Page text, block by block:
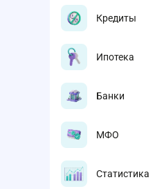
Кредиты
Ипотека
Банки
МФО
Статистика